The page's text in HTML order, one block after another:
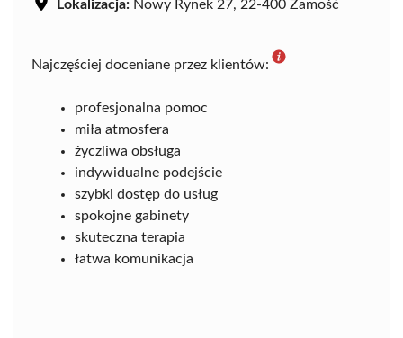
Lokalizacja: Nowy Rynek 27, 22-400 Zamość
Najczęściej doceniane przez klientów:
profesjonalna pomoc
miła atmosfera
życzliwa obsługa
indywidualne podejście
szybki dostęp do usług
spokojne gabinety
skuteczna terapia
łatwa komunikacja